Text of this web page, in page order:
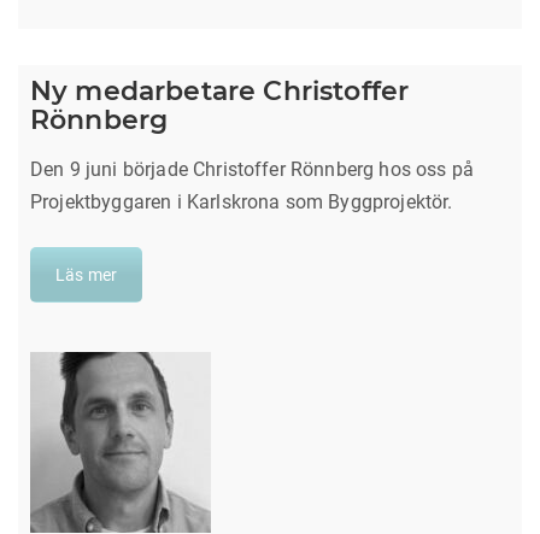
Ny medarbetare Christoffer
Rönnberg
Den 9 juni började Christoffer Rönnberg hos oss på
Projektbyggaren i Karlskrona som Byggprojektör.
Läs mer